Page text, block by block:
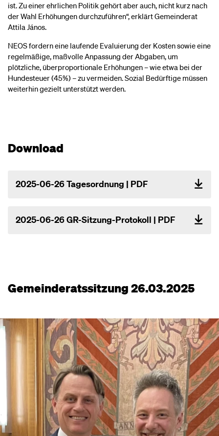
ist. Zu einer ehrlichen Politik gehört aber auch, nicht kurz nach
der Wahl Erhöhungen durchzuführen“, erklärt Gemeinderat
Attila János.
NEOS fordern eine laufende Evaluierung der Kosten sowie eine
regelmäßige, maßvolle Anpassung der Abgaben, um
plötzliche, überproportionale Erhöhungen – wie etwa bei der
Hundesteuer (45%) – zu vermeiden. Sozial Bedürftige müssen
weiterhin gezielt unterstützt werden.
Download
2025-06-26 Tagesordnung | PDF
2025-06-26 GR-Sitzung-Protokoll | PDF
Gemeinderatssitzung 26.03.2025